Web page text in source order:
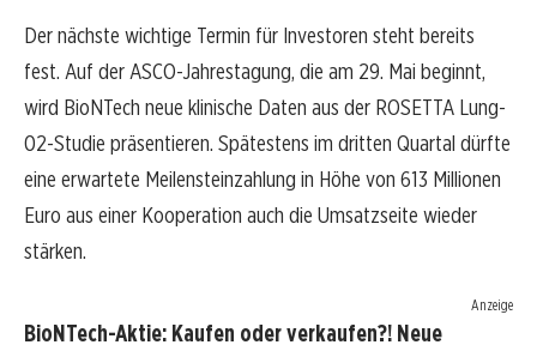
Der nächste wichtige Termin für Investoren steht bereits
fest. Auf der ASCO-Jahrestagung, die am 29. Mai beginnt,
wird BioNTech neue klinische Daten aus der ROSETTA Lung-
02-Studie präsentieren. Spätestens im dritten Quartal dürfte
eine erwartete Meilensteinzahlung in Höhe von 613 Millionen
Euro aus einer Kooperation auch die Umsatzseite wieder
stärken.
Anzeige
BioNTech-Aktie: Kaufen oder verkaufen?! Neue